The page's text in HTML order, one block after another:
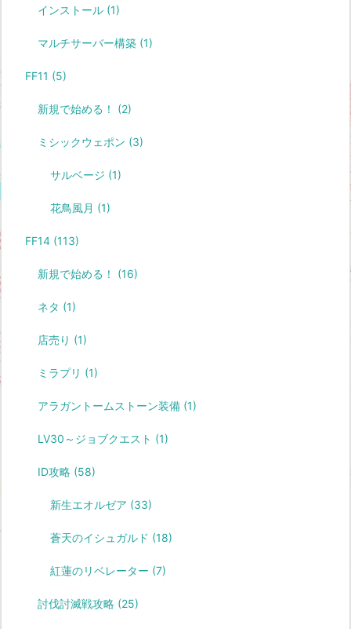
インストール (1)
マルチサーバー構築 (1)
FF11 (5)
新規で始める！ (2)
ミシックウェポン (3)
サルベージ (1)
花鳥風月 (1)
FF14 (113)
新規で始める！ (16)
ネタ (1)
店売り (1)
ミラプリ (1)
アラガントームストーン装備 (1)
LV30～ジョブクエスト (1)
ID攻略 (58)
新生エオルゼア (33)
蒼天のイシュガルド (18)
紅蓮のリベレーター (7)
討伐討滅戦攻略 (25)